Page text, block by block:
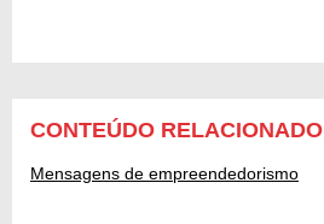
CONTEÚDO RELACIONADO
Mensagens de empreendedorismo